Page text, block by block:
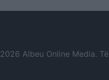
2026 Albeu Online Media.